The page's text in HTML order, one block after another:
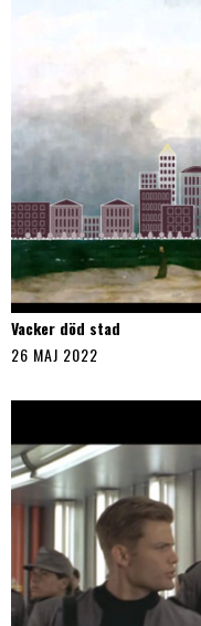
Vacker död stad
26 MAJ 2022